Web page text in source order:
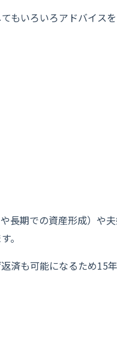
もいろいろアドバイス
長期での資産形成） や
。
済も可能になるため15